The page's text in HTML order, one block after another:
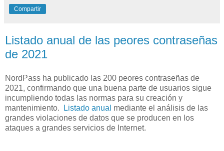
Compartir
Listado anual de las peores contraseñas
de 2021
NordPass ha publicado las 200 peores contraseñas de
2021, confirmando que una buena parte de usuarios sigue
incumpliendo todas las normas para su creación y
mantenimiento.
Listado anual mediante el análisis de las
grandes violaciones de datos que se producen en los
ataques a grandes servicios de Internet.